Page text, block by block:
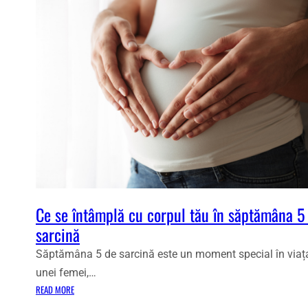
Ce se întâmplă cu corpul tău în săptămâna
sarcină
Săptămâna 5 de sarcină este un moment special în
unei femei,…
READ MORE: